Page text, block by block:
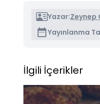
Yazar:Zeynep
Yayınlanma
İlgili İçerikler